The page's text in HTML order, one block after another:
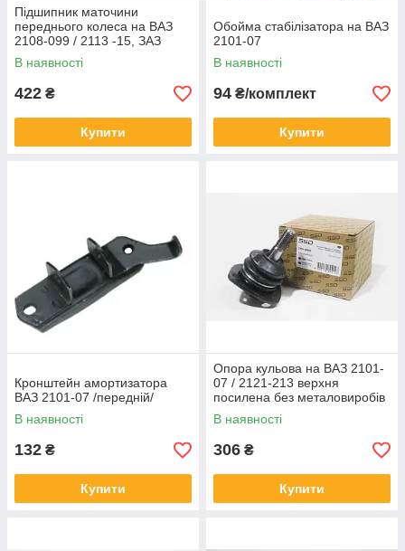
Підшипник маточини
переднього колеса на ВАЗ
2108-099 / 2113 -15, ЗАЗ
1102, 1103, 1105
В наявності
422 ₴
Купити
Обойма стабілізатора на ВАЗ
2101-07
В наявності
94 ₴/комплект
Купити
Кронштейн амортизатора
ВАЗ 2101-07 /передній/
В наявності
132 ₴
Купити
Опора кульова на ВАЗ 2101-
07 / 2121-213 верхня
посилена без металовиробів
SSD
В наявності
306 ₴
Купити